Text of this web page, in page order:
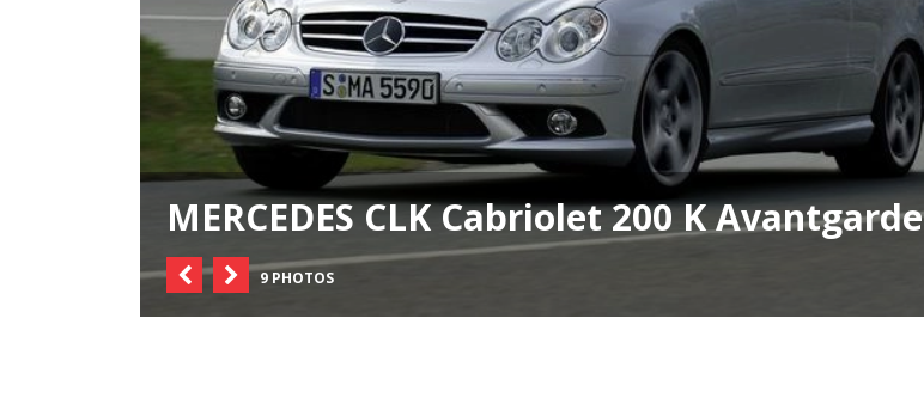
MERCEDES CLK Cabriolet 200 K Avantgarde
9 PHOTOS